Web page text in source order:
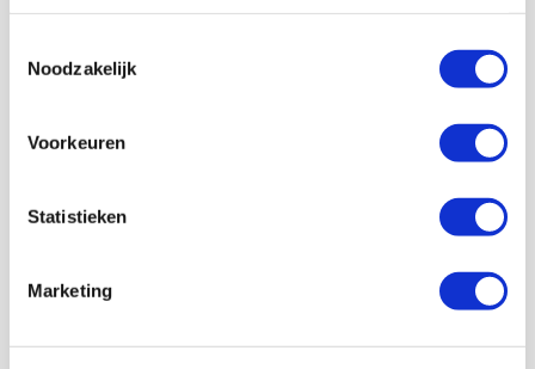
Noodzakelijk
Voorkeuren
Statistieken
Marketing
AGENDA
Selectiedag ballenjongens/-meiden
SEP